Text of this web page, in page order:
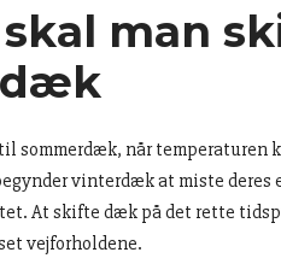
man
sommerdæk, når temperaturen
vinterdæk at miste
At skifte dæk på det rette
vejforholdene.